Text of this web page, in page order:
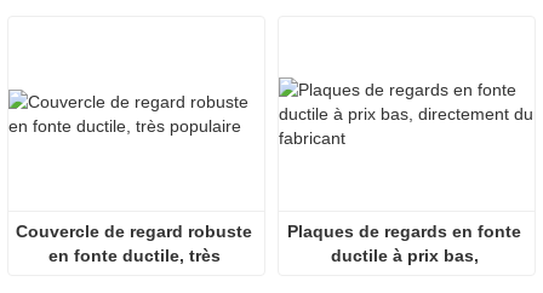
Couvercle de regard robuste
en fonte ductile, très
Plaques de regards en fonte
ductile à prix bas,